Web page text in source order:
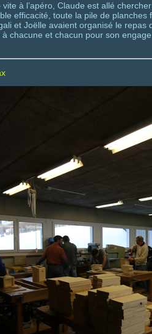
vite à l’apéro, Claude est allé
efficacité, toute la pile de
et Joëlle avaient organisé le
chacune et chacun pour son